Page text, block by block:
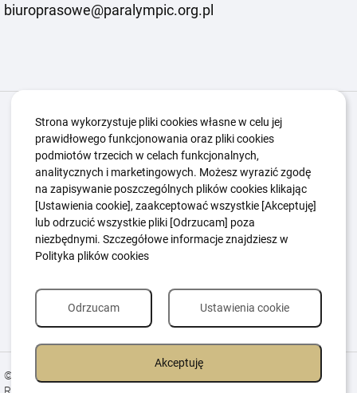
biuroprasowe@paralympic.org.pl
Igrzyska Paralimpijskie O nas
Kwalifikacje ZSK
Kluby Aktualności
Edukacja
Guttmanny Kontakt
Polityka Ochrony Dzieci
Sygnaliści
Polityka plików cookie
© 2026 All Rights Reserved.
Realizacja
Strona wykorzystuje pliki cookies własne w celu jej
prawidłowego funkcjonowania oraz pliki cookies
podmiotów trzecich w celach funkcjonalnych,
analitycznych i marketingowych. Możesz wyrazić zgodę
na zapisywanie poszczególnych plików cookies klikając
[Ustawienia cookie], zaakceptować wszystkie [Akceptuję]
lub odrzucić wszystkie pliki [Odrzucam] poza
niezbędnymi. Szczegółowe informacje znajdziesz w
Polityka plików cookies
Akceptuję
Ustawienia cookie
Odrzucam